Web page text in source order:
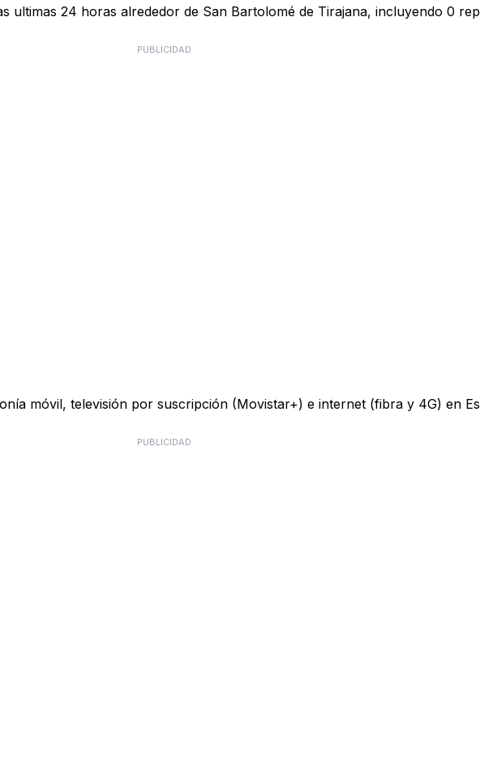
ultimas 24 horas alrededor de San Bartolomé de Tirajana, incluyendo 0
PUBLICIDAD
móvil, televisión por suscripción (Movistar+) e internet (fibra y 4G) en
PUBLICIDAD